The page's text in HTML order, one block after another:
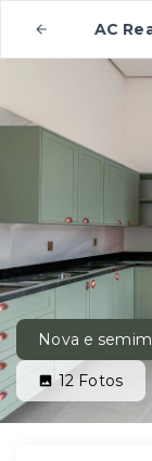
AC
Nova e
12 Fotos